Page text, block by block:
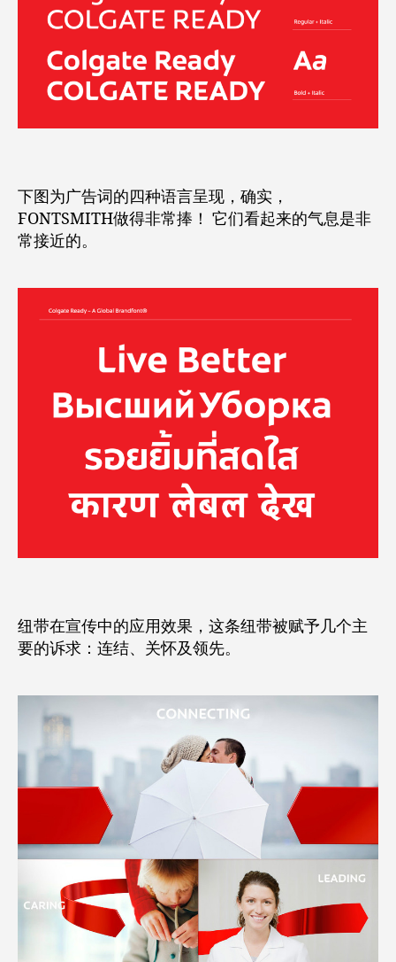
下图为广告词的四种语言呈现，确实，
FONTSMITH做得非常捧！ 它们看起来的气息是非
常接近的。
纽带在宣传中的应用效果，这条纽带被赋予几个主
要的诉求：连结、关怀及领先。